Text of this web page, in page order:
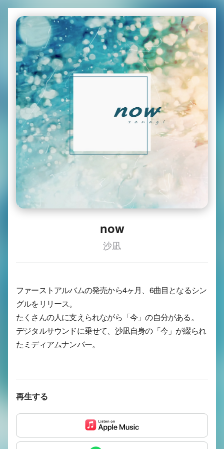
now
沙凪
ファーストアルバムの発売から4ヶ月、6曲目となるシン
グルをリリース。
たくさんの人に支えられながら「今」の自分がある。
デジタルサウンドに乗せて、沙凪自身の「今」が綴られ
たミディアムナンバー。
再生する